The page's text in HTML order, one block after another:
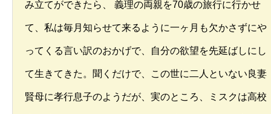
み立てができたら、 義理の両親を70歳の旅行に行かせ
て、私は毎月知らせて来るように一ヶ月も欠かさずにや
ってくる言い訳のおかげで、自分の欲望を先延ばしにし
て生きてきた。聞くだけで、この世に二人といない良妻
賢母に孝行息子のようだが、実のところ、ミスクは高校